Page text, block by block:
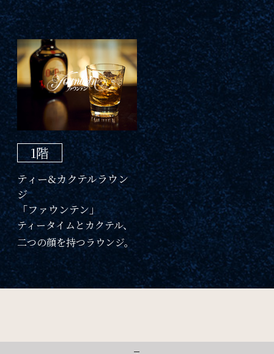
1階
ティー&カクテルラウン
ジ
「ファウンテン」
ティータイムとカクテル、
二つの顔を持つラウンジ。